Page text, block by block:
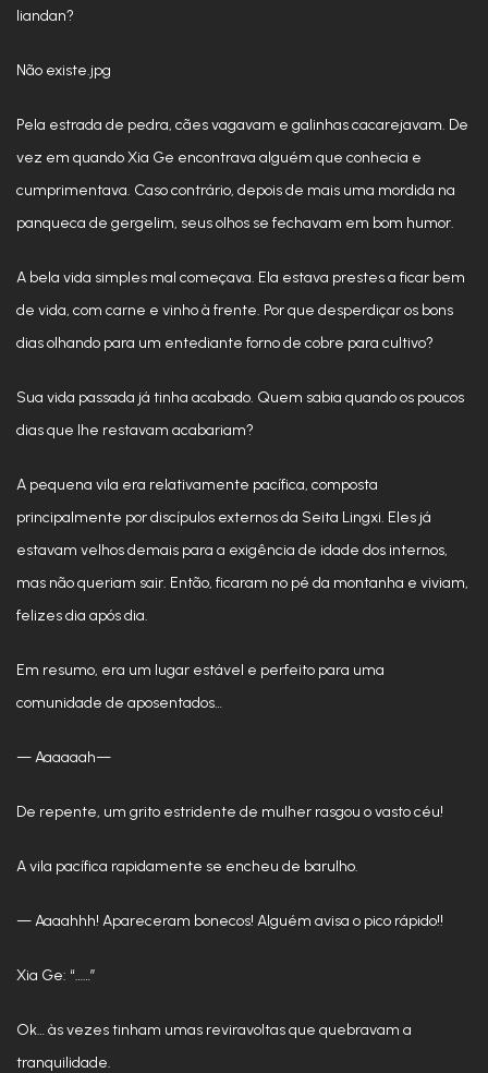
liandan?
Não existe.jpg
Pela estrada de pedra, cães vagavam e galinhas cacarejavam. De
vez em quando Xia Ge encontrava alguém que conhecia e
cumprimentava. Caso contrário, depois de mais uma mordida na
panqueca de gergelim, seus olhos se fechavam em bom humor.
A bela vida simples mal começava. Ela estava prestes a ficar bem
de vida, com carne e vinho à frente. Por que desperdiçar os bons
dias olhando para um entediante forno de cobre para cultivo?
Sua vida passada já tinha acabado. Quem sabia quando os poucos
dias que lhe restavam acabariam?
A pequena vila era relativamente pacífica, composta
principalmente por discípulos externos da Seita Lingxi. Eles já
estavam velhos demais para a exigência de idade dos internos,
mas não queriam sair. Então, ficaram no pé da montanha e viviam,
felizes dia após dia.
Em resumo, era um lugar estável e perfeito para uma
comunidade de aposentados…
— Aaaaaah—
De repente, um grito estridente de mulher rasgou o vasto céu!
A vila pacífica rapidamente se encheu de barulho.
— Aaaahhh! Apareceram bonecos! Alguém avisa o pico rápido!!
Xia Ge: “……”
Ok… às vezes tinham umas reviravoltas que quebravam a
tranquilidade.